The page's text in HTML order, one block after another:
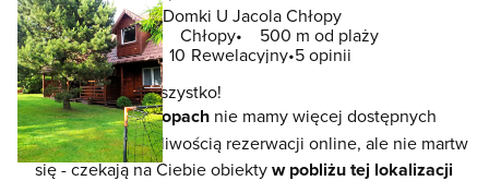
Domki U Jacola Chłopy
Chłopy
500 m od plaży
10 Rewelacyjny 5 opinii
To jeszcze nie wszystko!
W lokalizacjiChłopach nie mamy więcej dostępnych
noclegów z możliwością rezerwacji online, ale nie martw
się - czekają na Ciebie obiektyw pobliżu tej lokalizacji